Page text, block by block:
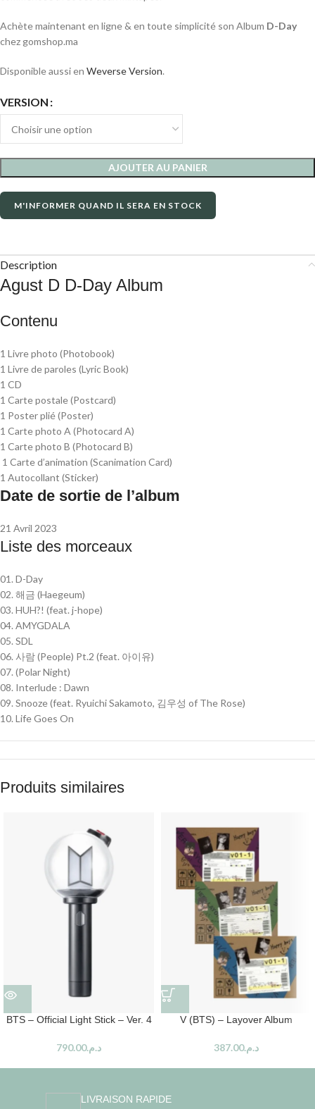
Achète maintenant en ligne & en toute simplicité son Album D-Day
chez gomshop.ma
Disponible aussi en Weverse Version.
VERSION
AJOUTER AU PANIER
M'INFORMER QUAND IL SERA EN STOCK
Description
Agust D D-Day Album
Contenu
1 Livre photo (Photobook)
1 Livre de paroles (Lyric Book)
1 CD
1 Carte postale (Postcard)
1 Poster plié (Poster)
1 Carte photo A (Photocard A)
1 Carte photo B (Photocard B)
1 Carte d’animation (Scanimation Card)
1 Autocollant (Sticker)
Date de sortie de l’album
21 Avril 2023
Liste des morceaux
01. D-Day
02. 해금 (Haegeum)
03. HUH?! (feat. j-hope)
04. AMYGDALA
05. SDL
06. 사람(People) Pt.2 (feat. 아이유)
07. (Polar Night)
08. Interlude : Dawn
09. Snooze (feat. Ryuichi Sakamoto, 김우성 of The Rose)
10. Life Goes On
Produits similaires
BTS – Official Light Stick – Ver. 4
د.م.790.00
V (BTS) – Layover Album
د.م.387.00
LIVRAISON RAPIDE